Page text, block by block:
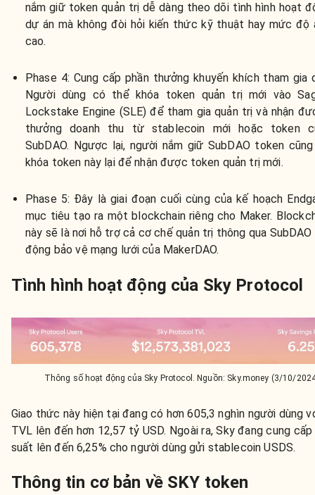
nắm giữ token quản trị dễ dàng theo dõi tình hình hoạt
dự án mà không đòi hỏi kiến thức kỹ thuật hay mức độ
cao.
Phase 4: Cung cấp phần thưởng khuyến khích tham gia
Người dùng có thể khóa token quản trị mới vào
Lockstake Engine (SLE) để tham gia quản trị và nhận
thưởng doanh thu từ stablecoin mới hoặc token
SubDAO. Ngược lại, người nắm giữ SubDAO token
khóa token này lại để nhận được token quản trị mới.
Phase 5: Đây là giai đoạn cuối cùng của kế hoạch
mục tiêu tạo ra một blockchain riêng cho Maker.
này sẽ là nơi hỗ trợ cả cơ chế quản trị thông qua
động bảo vệ mạng lưới của MakerDAO.
Tình hình hoạt động của Sky Protocol
Thông số hoạt động của Sky Protocol. Nguồn: Sky.money (3/10/
Giao thức này hiện tại đang có hơn 605,3 nghìn người dùng
TVL lên đến hơn 12,57 tỷ USD. Ngoài ra, Sky đang cung
suất lên đến 6,25% cho người dùng gửi stablecoin USDS.
Thông tin cơ bản về SKY token